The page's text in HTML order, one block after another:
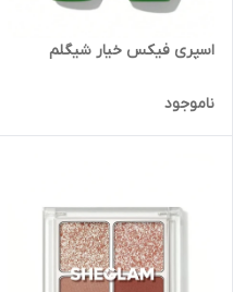
اسپری فیکس خیار شیگلم
ناموجود